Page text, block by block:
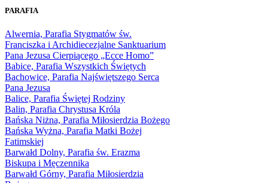
1966
1968
1969
1970
1971
1972
1973
1974
1975
1976
1977
1978
1979
1980
1981
PARAFIA
Alwernia, Parafia Stygmatów św.
Franciszka i Archidiecezjalne Sanktuarium
Pana Jezusa Cierpiącego „Ecce Homo”
Babice, Parafia Wszystkich Świętych
Bachowice, Parafia Najświętszego Serca
Pana Jezusa
Balice, Parafia Świętej Rodziny
Balin, Parafia Chrystusa Króla
Bańska Niżna, Parafia Miłosierdzia Bożego
Bańska Wyżna, Parafia Matki Bożej
Fatimskiej
Barwałd Dolny, Parafia św. Erazma
Biskupa i Męczennika
Barwałd Górny, Parafia Miłosierdzia
Bożego